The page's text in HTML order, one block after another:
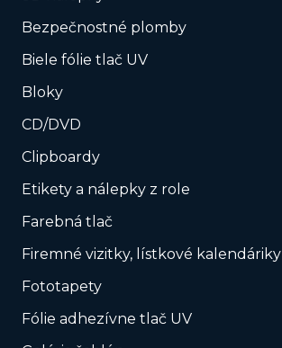
Bezpečnostné plomby
Biele fólie tlač UV
Bloky
CD/DVD
Clipboardy
Etikety a nálepky z role
Farebná tlač
Firemné vizitky, lístkové kalendáriky
Fototapety
Fólie adhezívne tlač UV